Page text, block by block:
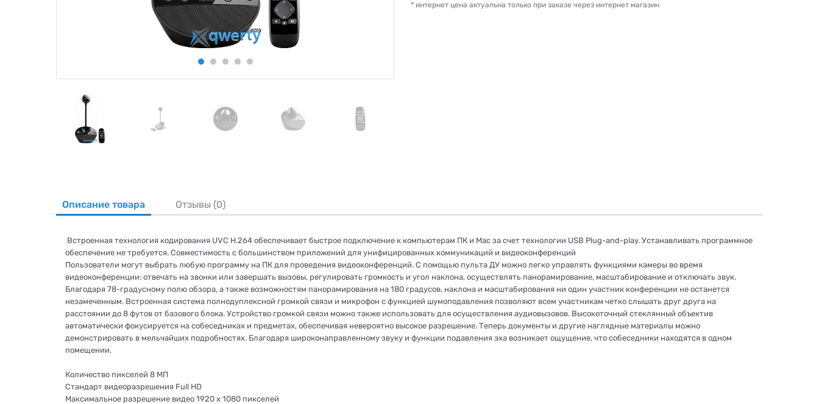
* интернет цена актуальна только при заказе через интернет магазин
Описание товара Отзывы (0)
Встроенная технология кодирования UVC H.264 обеспечивает быстрое подключение к компьютерам ПК и Mac за счет технологии USB Plug-and-play. Устанавливать программное
обеспечение не требуется. Совместимость с большинством приложений для унифицированных коммуникаций и видеоконференций
Пользователи могут выбрать любую программу на ПК для проведения видеоконференций. С помощью пульта ДУ можно легко управлять функциями камеры во время
видеоконференции: отвечать на звонки или завершать вызовы, регулировать громкость и угол наклона, осуществлять панорамирование, масштабирование и отключать звук.
Благодаря 78-градусному полю обзора, а также возможностям панорамирования на 180 градусов, наклона и масштабирования ни один участник конференции не останется
незамеченным. Встроенная система полнодуплексной громкой связи и микрофон с функцией шумоподавления позволяют всем участникам четко слышать друг друга на
расстоянии до 8 футов от базового блока. Устройство громкой связи можно также использовать для осуществления аудиовызовов. Высокоточный стеклянный объектив
автоматически фокусируется на собеседниках и предметах, обеспечивая невероятно высокое разрешение. Теперь документы и другие наглядные материалы можно
демонстрировать в мельчайших подробностях. Благодаря широконаправленному звуку и функции подавления эха возникает ощущение, что собеседники находятся в одном
помещении.
Количество пикселей 8 МП
Стандарт видеоразрешения Full HD
Максимальное разрешение видео 1920 x 1080 пикселей